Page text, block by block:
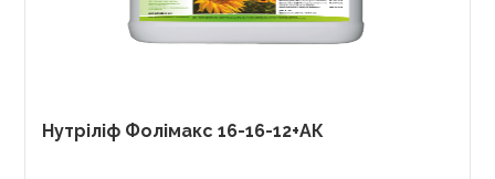
Нутріліф Фолімакс 16-16-12+АК